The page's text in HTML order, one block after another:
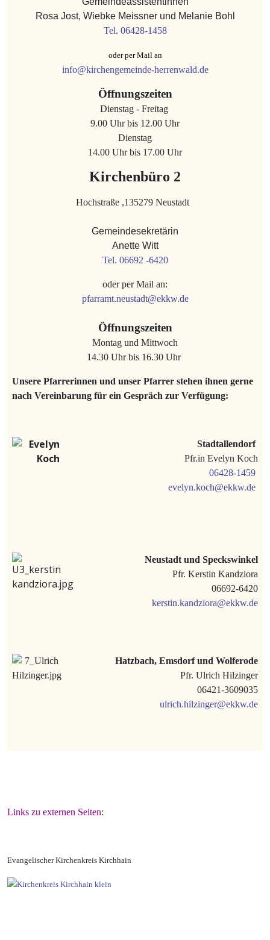
Rosa Jost, Wiebke Meissner und Melanie Bohl
Tel. 06428-1458
oder per Mail an
info@kirchengemeinde-herrenwald.de
Öffnungszeiten
Dienstag - Freitag
9.00 Uhr bis 12.00 Uhr
Dienstag
14.00 Uhr bis 17.00 Uhr
Kirchenbüro 2
Hochstraße ,135279 Neustadt
Gemeindesekretärin
Anette Witt
Tel. 06692 -6420
oder per Mail an:
pfarramt.neustadt@ekkw.de
Öffnungszeiten
Montag und Mittwoch
14.30 Uhr bis 16.30 Uhr
Unsere Pfarrerinnen und unser Pfarrer stehen ihnen gerne
nach Vereinbarung für ein Gespräch zur Verfügung:
Stadtallendorf
Pfr.in Evelyn Koch
06428-1459
evelyn.koch@ekkw.de
Neustadt und Speckswinkel
Pfr. Kerstin Kandziora
06692-6420
kerstin.kandziora@ekkw.de
Hatzbach, Emsdorf und Wolferode
Pfr. Ulrich Hilzinger
06421-3609035
ulrich.hilzinger@ekkw.de
Links zu externen Seiten:
Evangelischer Kirchenkreis Kirchhain